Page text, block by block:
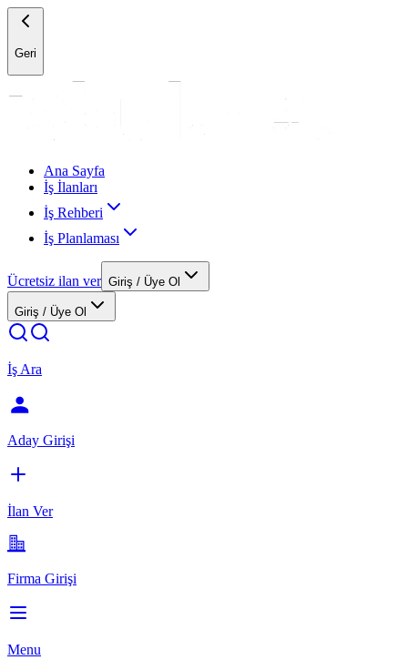
Geri
Ana Sayfa
İş İlanları
İş Rehberi
İş Planlaması
Ücretsiz ilan ver Giriş / Üye Ol
Giriş / Üye Ol
İş Ara
Aday Girişi
İlan Ver
Firma Girişi
Menu